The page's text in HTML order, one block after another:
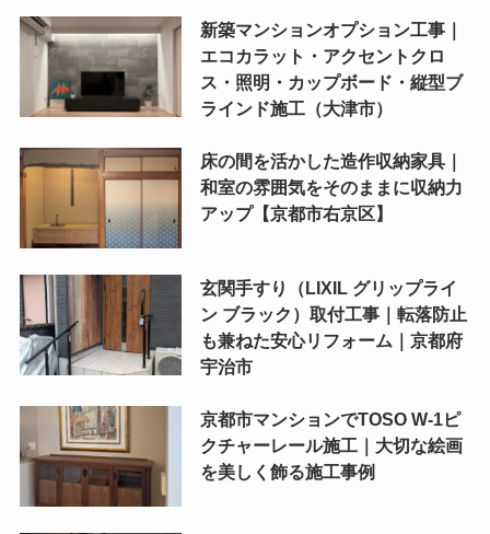
新築マンションオプション工事｜
エコカラット・アクセントクロ
ス・照明・カップボード・縦型ブ
ラインド施工（大津市）
床の間を活かした造作収納家具｜
和室の雰囲気をそのままに収納力
アップ【京都市右京区】
玄関手すり（LIXIL グリップライ
ン ブラック）取付工事｜転落防止
も兼ねた安心リフォーム｜京都府
宇治市
京都市マンションでTOSO W-1ピ
クチャーレール施工｜大切な絵画
を美しく飾る施工事例